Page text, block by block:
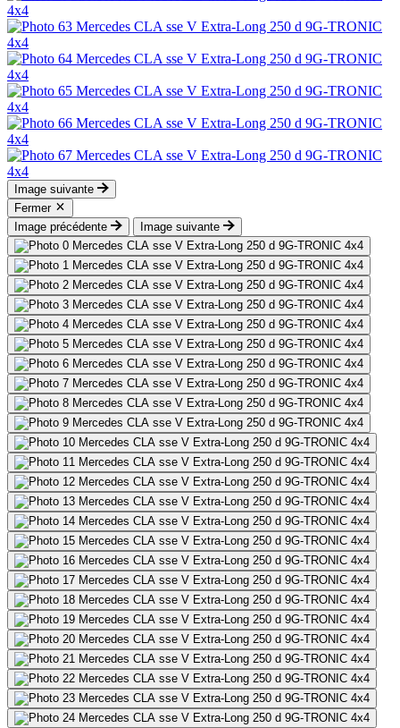
Image suivante
Fermer
Image précédente
Image suivante